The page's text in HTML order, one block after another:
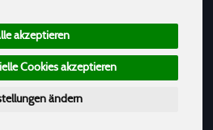
akzeptieren
Cookies akzeptieren
ändern